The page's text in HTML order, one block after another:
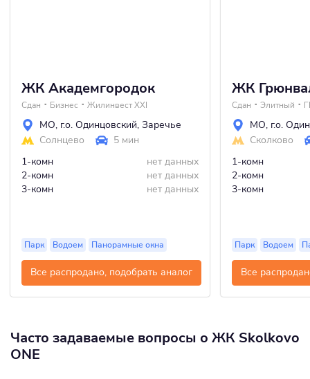
ЖК Академгородок
Сдан Бизнес Жилинвест ХХI
МО, г.о. Одинцовский, Заречье
Солнцево
5 мин
1-комн
нет данных
2-комн
нет данных
3-комн
нет данных
Парк Водоем Панорамные окна
Все распродано, подобрать аналог
ЖК
Сдан Элитный
МО, г.о.
Сколково
1-комн
2-комн
3-комн
Парк Водоем
Все
Часто задаваемые вопросы о ЖК Skolkovo
ONE